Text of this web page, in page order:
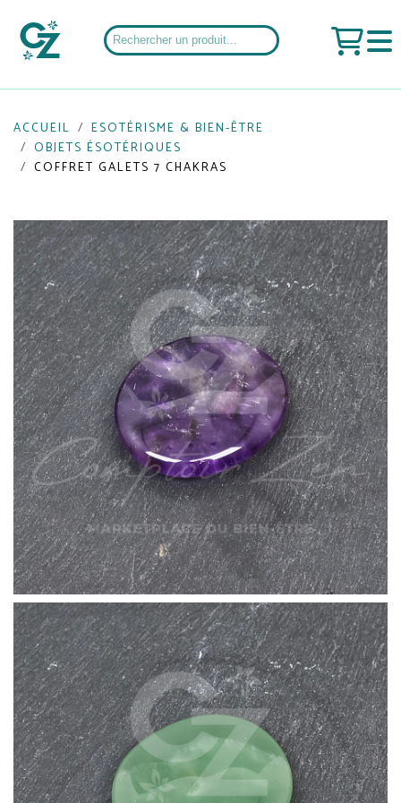
ACCUEIL
ESOTÉRISME & BIEN-ÊTRE
OBJETS ÉSOTÉRIQUES
COFFRET GALETS 7 CHAKRAS